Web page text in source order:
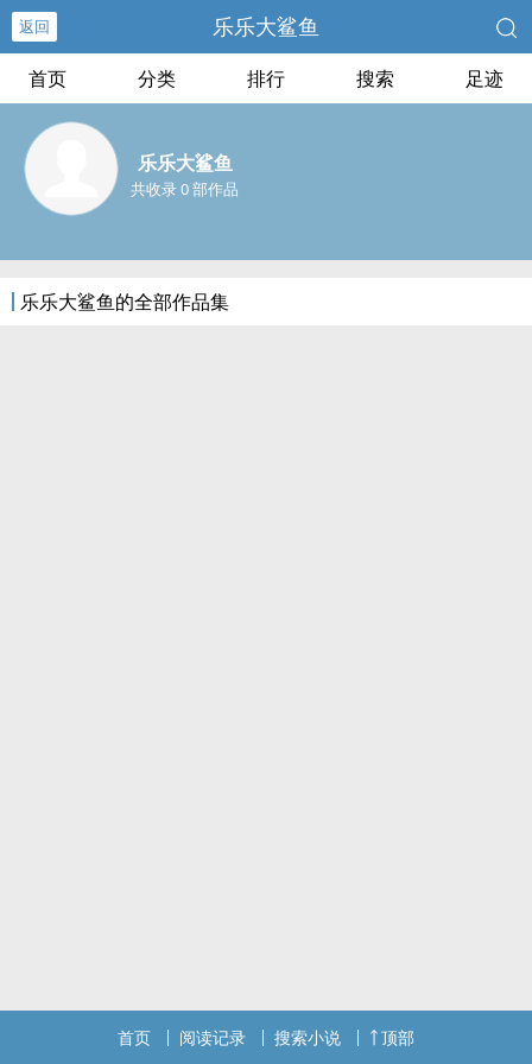
返回 乐乐大鲨鱼
首页 分类 排行 搜索 足迹
乐乐大鲨鱼
共收录 0 部作品
乐乐大鲨鱼的全部作品集
首页 阅读记录 搜索小说 顶部